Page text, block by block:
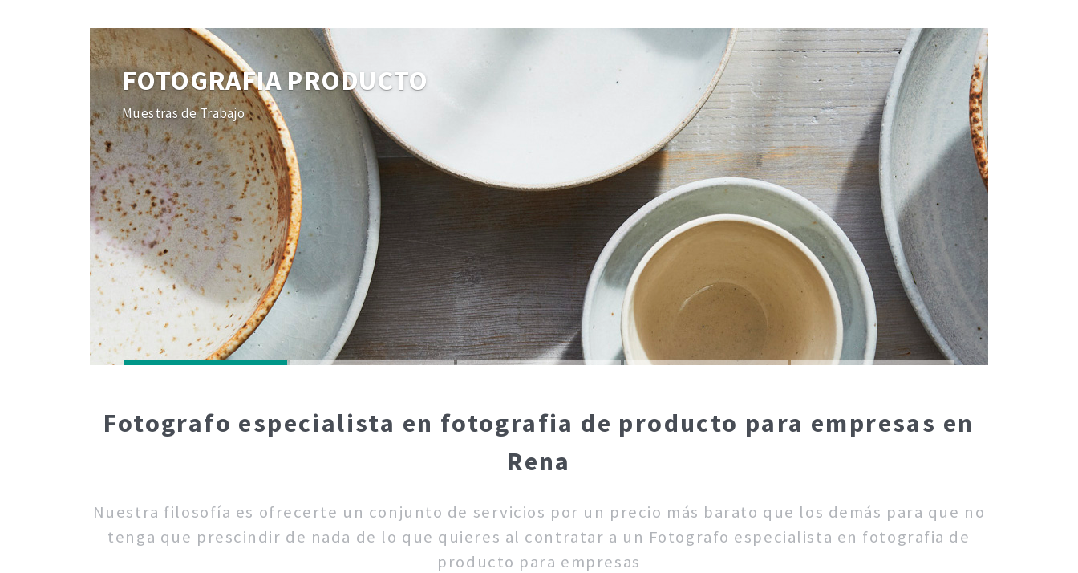
FOTOGRAFIA PRODUCTO
Muestras de Trabajo
Fotografo especialista en fotografia de producto para empresas en
Rena
Nuestra filosofía es ofrecerte un conjunto de servicios por un precio más barato que los demás para que no
tenga que prescindir de nada de lo que quieres al contratar a un Fotografo especialista en fotografia de
producto para empresas